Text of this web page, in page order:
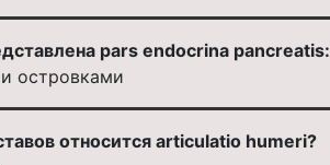
pars endocrina pancreatis:
островками
относится articulatio humeri?